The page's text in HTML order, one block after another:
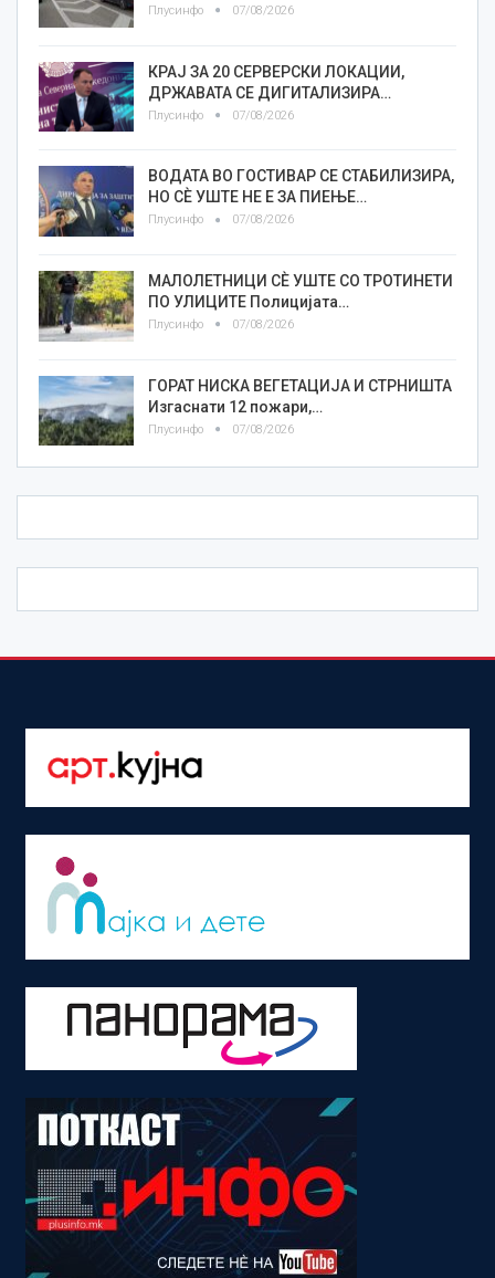
Плусинфо 07/08/2026
КРАЈ ЗА 20 СЕРВЕРСКИ ЛОКАЦИИ,
ДРЖАВАТА СЕ ДИГИТАЛИЗИРА…
Плусинфо 07/08/2026
ВОДАТА ВО ГОСТИВАР СЕ СТАБИЛИЗИРА,
НО СÈ УШТЕ НЕ Е ЗА ПИЕЊЕ…
Плусинфо 07/08/2026
МАЛОЛЕТНИЦИ СÈ УШТЕ СО ТРОТИНЕТИ
ПО УЛИЦИТЕ Полицијата…
Плусинфо 07/08/2026
ГОРАТ НИСКА ВЕГЕТАЦИЈА И СТРНИШТА
Изгаснати 12 пожари,…
Плусинфо 07/08/2026